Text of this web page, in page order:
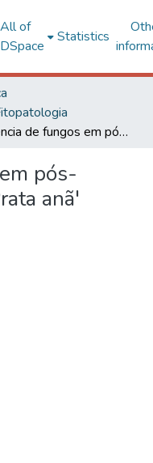
All of
DSpace
Statistics
Incidência de fungos em pós-colheita de banana 'Prata anã' (Musa AAB)
pós-
anã'